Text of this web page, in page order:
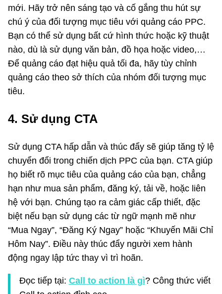
mới. Hãy trở nên sáng tạo và cố gắng thu hút sự
chú ý của đối tượng mục tiêu với quảng cáo PPC.
Bạn có thể sử dụng bất cứ hình thức hoặc kỹ thuật
nào, dù là sử dụng văn bản, đồ họa hoặc video,…
Để quảng cáo đạt hiệu quả tối đa, hãy tùy chỉnh
quảng cáo theo sở thích của nhóm đối tượng mục
tiêu.
4. Sử dụng CTA
Sử dụng CTA hấp dẫn và thúc đẩy sẽ giúp tăng tỷ lệ
chuyển đổi trong chiến dịch PPC của bạn. CTA giúp
họ biết rõ mục tiêu của quảng cáo của bạn, chẳng
hạn như mua sản phẩm, đăng ký, tải về, hoặc liên
hệ với bạn. Chúng tạo ra cảm giác cấp thiết, đặc
biệt nếu bạn sử dụng các từ ngữ mạnh mẽ như
“Mua Ngay”, “Đăng Ký Ngay” hoặc “Khuyến Mãi Chỉ
Hôm Nay”. Điều này thúc đẩy người xem hành
động ngay lập tức thay vì trì hoãn.
Đọc tiếp tại: Call to action là gì? Công thức viết